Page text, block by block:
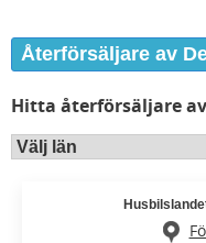
Återförsäljare av
Hitta återförsäljare